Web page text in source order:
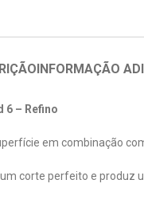
INFORMAÇÃO
6 – Refino
em combinação
corte perfeito e produz